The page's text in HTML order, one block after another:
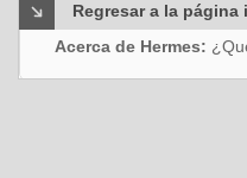
Regresar a la página
Acerca de Hermes: